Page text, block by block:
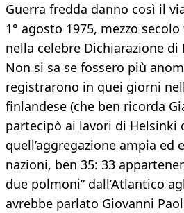
Guerra fredda danno così il
1° agosto 1975, mezzo
nella celebre Dichiarazione di
Non si sa se fossero più
registrarono in quei giorni
finlandese (che ben ricorda
partecipò ai lavori di Helsinki
quell’aggregazione ampia ed
nazioni, ben 35: 33
due polmoni” dall’Atlantico
avrebbe parlato Giovanni